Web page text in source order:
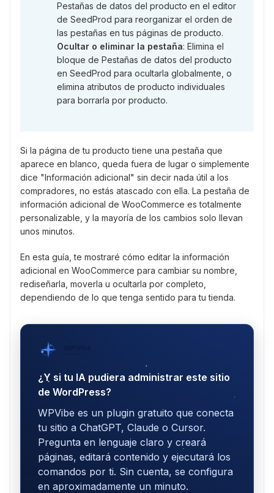
Pestañas de datos del producto en el editor
de SeedProd para reorganizar el orden de
las pestañas en tus páginas de producto.
Ocultar o eliminar la pestaña: Elimina el
bloque de Pestañas de datos del producto
en SeedProd para ocultarla globalmente, o
elimina atributos de producto individuales
para borrarla por producto.
Si la página de tu producto tiene una pestaña que
aparece en blanco, queda fuera de lugar o simplemente
dice "Información adicional" sin decir nada útil a los
compradores, no estás atascado con ella. La pestaña de
información adicional de WooCommerce es totalmente
personalizable, y la mayoría de los cambios solo llevan
unos minutos.
En esta guía, te mostraré cómo editar la información
adicional en WooCommerce para cambiar su nombre,
rediseñarla, moverla u ocultarla por completo,
dependiendo de lo que tenga sentido para tu tienda.
WPVibe
¿Y si tu IA pudiera administrar este sitio
de WordPress?
WPVibe es un plugin gratuito que conecta
tu sitio a ChatGPT, Claude o Cursor.
Pregunta en lenguaje claro y creará
páginas, editará contenido y ejecutará los
comandos por ti. Sin cuenta, se configura
en aproximadamente un minuto.